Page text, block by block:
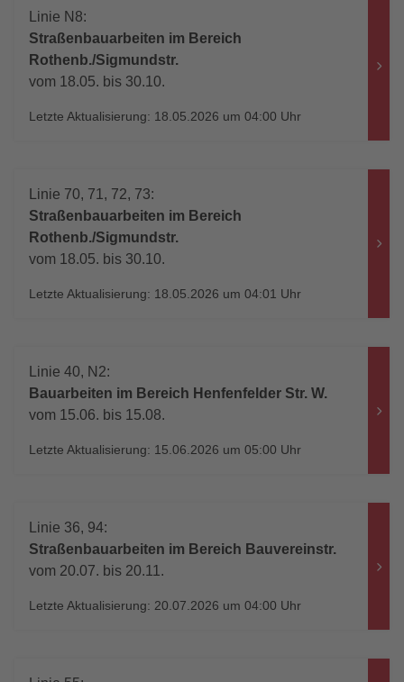
Linie N8:
Straßenbauarbeiten im Bereich
Rothenb./Sigmundstr.
vom 18.05. bis 30.10.
Letzte Aktualisierung: 18.05.2026 um 04:00 Uhr
Linie 70, 71, 72, 73:
Straßenbauarbeiten im Bereich
Rothenb./Sigmundstr.
vom 18.05. bis 30.10.
Letzte Aktualisierung: 18.05.2026 um 04:01 Uhr
Linie 40, N2:
Bauarbeiten im Bereich Henfenfelder Str. W.
vom 15.06. bis 15.08.
Letzte Aktualisierung: 15.06.2026 um 05:00 Uhr
Linie 36, 94:
Straßenbauarbeiten im Bereich Bauvereinstr.
vom 20.07. bis 20.11.
Letzte Aktualisierung: 20.07.2026 um 04:00 Uhr